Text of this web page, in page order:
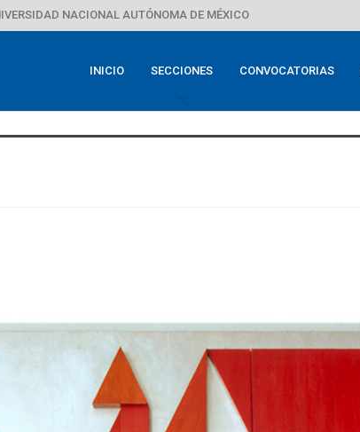
NACIONAL AUTÓNOMA DE MÉXICO
INICIO SECCIONES CONVOCATORIAS